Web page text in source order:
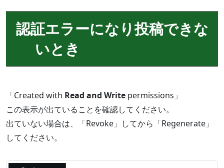
認証エラーになり投稿できな
いとき
「Created with Read and Write permissions」
この表示が出ていることを確認してください。
出ていない場合は、「Revoke」してから「Regenerate」
してください。